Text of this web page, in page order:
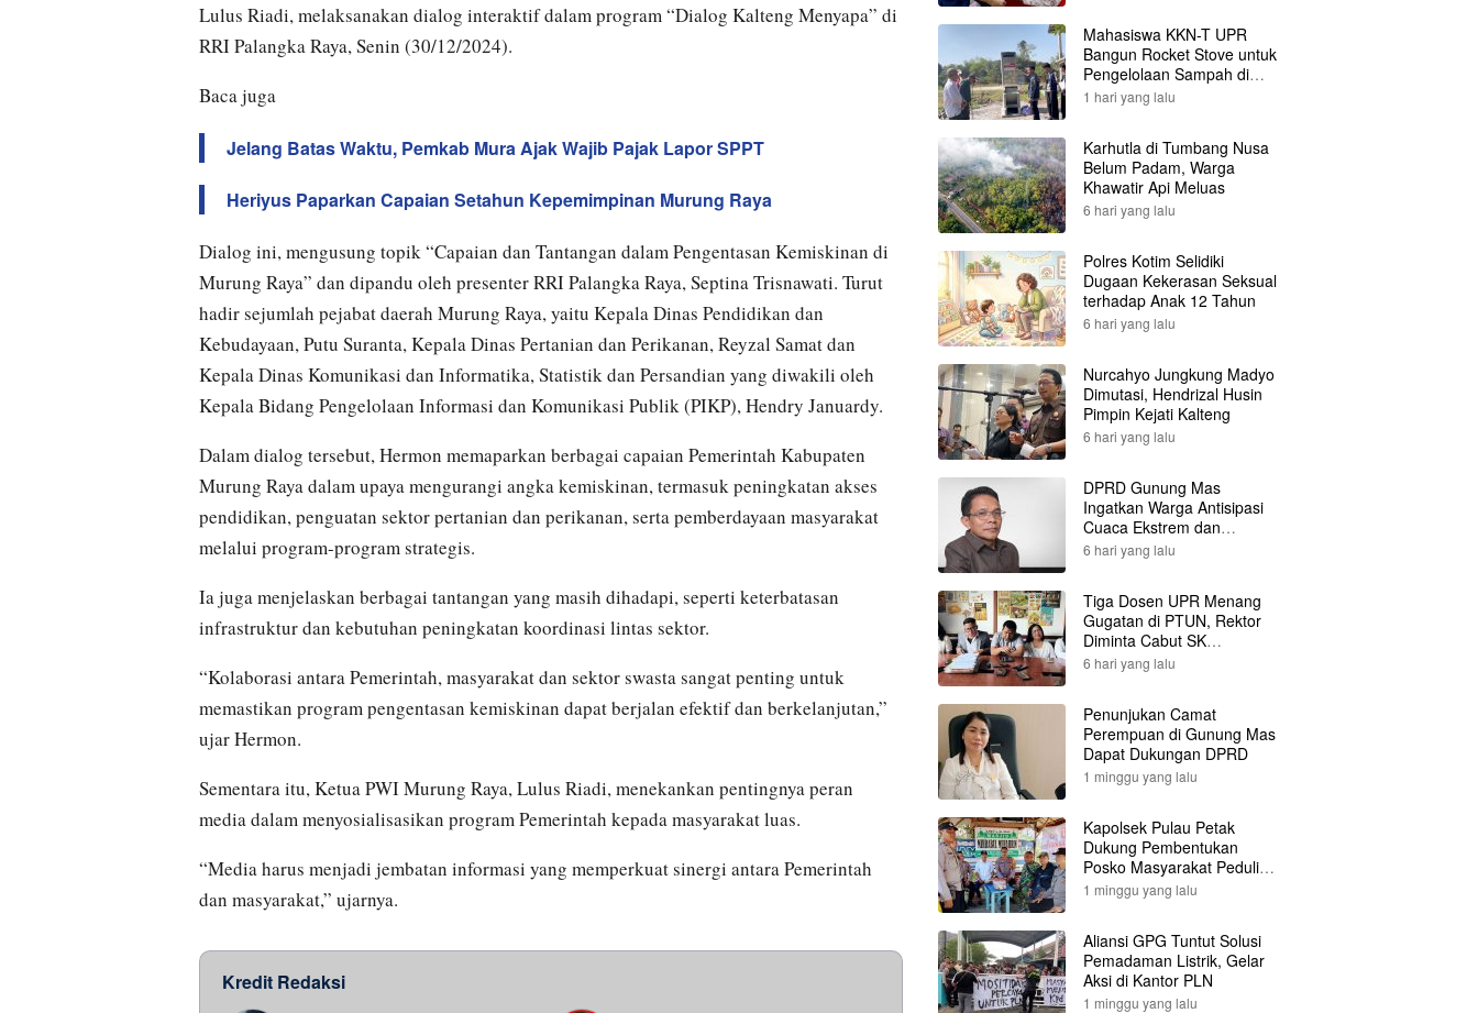
Lulus Riadi, melaksanakan dialog interaktif dalam program “Dialog Kalteng Menyapa” di
RRI Palangka Raya, Senin (30/12/2024).
Baca juga
Jelang Batas Waktu, Pemkab Mura Ajak Wajib Pajak Lapor SPPT
Heriyus Paparkan Capaian Setahun Kepemimpinan Murung Raya
Dialog ini, mengusung topik “Capaian dan Tantangan dalam Pengentasan Kemiskinan di
Murung Raya” dan dipandu oleh presenter RRI Palangka Raya, Septina Trisnawati. Turut
hadir sejumlah pejabat daerah Murung Raya, yaitu Kepala Dinas Pendidikan dan
Kebudayaan, Putu Suranta, Kepala Dinas Pertanian dan Perikanan, Reyzal Samat dan
Kepala Dinas Komunikasi dan Informatika, Statistik dan Persandian yang diwakili oleh
Kepala Bidang Pengelolaan Informasi dan Komunikasi Publik (PIKP), Hendry Januardy.
Dalam dialog tersebut, Hermon memaparkan berbagai capaian Pemerintah Kabupaten
Murung Raya dalam upaya mengurangi angka kemiskinan, termasuk peningkatan akses
pendidikan, penguatan sektor pertanian dan perikanan, serta pemberdayaan masyarakat
melalui program-program strategis.
Ia juga menjelaskan berbagai tantangan yang masih dihadapi, seperti keterbatasan
infrastruktur dan kebutuhan peningkatan koordinasi lintas sektor.
“Kolaborasi antara Pemerintah, masyarakat dan sektor swasta sangat penting untuk
memastikan program pengentasan kemiskinan dapat berjalan efektif dan berkelanjutan,”
ujar Hermon.
Sementara itu, Ketua PWI Murung Raya, Lulus Riadi, menekankan pentingnya peran
media dalam menyosialisasikan program Pemerintah kepada masyarakat luas.
“Media harus menjadi jembatan informasi yang memperkuat sinergi antara Pemerintah
dan masyarakat,” ujarnya.
Kredit Redaksi
Mahasiswa KKN-T UPR
Bangun Rocket Stove untuk
Pengelolaan Sampah di
Desa Gumpa
1 hari yang lalu
Karhutla di Tumbang Nusa
Belum Padam, Warga
Khawatir Api Meluas
6 hari yang lalu
Polres Kotim Selidiki
Dugaan Kekerasan Seksual
terhadap Anak 12 Tahun
6 hari yang lalu
Nurcahyo Jungkung Madyo
Dimutasi, Hendrizal Husin
Pimpin Kejati Kalteng
6 hari yang lalu
DPRD Gunung Mas
Ingatkan Warga Antisipasi
Cuaca Ekstrem dan
Karhutla
6 hari yang lalu
Tiga Dosen UPR Menang
Gugatan di PTUN, Rektor
Diminta Cabut SK
Pemberhentian
6 hari yang lalu
Penunjukan Camat
Perempuan di Gunung Mas
Dapat Dukungan DPRD
1 minggu yang lalu
Kapolsek Pulau Petak
Dukung Pembentukan
Posko Masyarakat Peduli
Api
1 minggu yang lalu
Aliansi GPG Tuntut Solusi
Pemadaman Listrik, Gelar
Aksi di Kantor PLN
1 minggu yang lalu